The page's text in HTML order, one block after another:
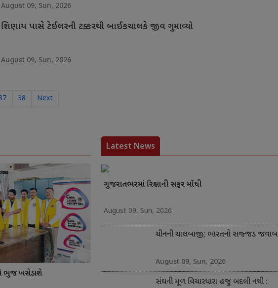
August 09, Sun, 2026
શિણાય પાસે ટેઈલરની ટક્કરથી બાઈકચાલકે જીવ ગુમાવ્યો
August 09, Sun, 2026
38 Next
ભુજ ખસેડાશે
Latest News
ગુજરાતભરમાં રિક્ષાની સફર મોંઘી
August 09, Sun, 2026
ચીનની ચાલબાજી; ભારતનો સજ્જડ જવાબ
August 09, Sun, 2026
સંઘની મૂળ વિચારધારા હજુ બદલી નથી :